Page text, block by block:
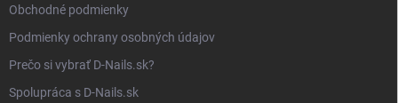
Obchodné podmienky
Podmienky ochrany osobných údajov
Prečo si vybrať D-Nails.sk?
Spolupráca s D-Nails.sk